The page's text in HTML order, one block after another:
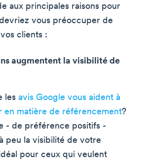
aux principales raisons pour
vous préoccuper de
clients :
augmentent la visibilité de
les avis Google vous aident à
en matière de référencement?
- de préférence positifs -
peu la visibilité de votre
pour ceux qui veulent